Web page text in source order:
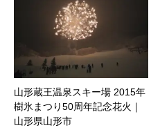
山形蔵王温泉スキー場 2015年
樹氷まつり50周年記念花火｜
山形県山形市